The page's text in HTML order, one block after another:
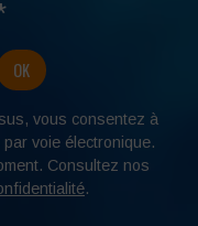
vous consentez à
voie électronique.
Consultez nos
.